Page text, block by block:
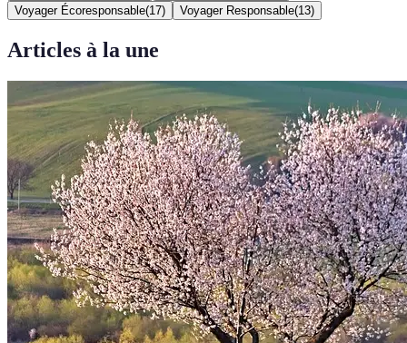
Voyager Écoresponsable(17) Voyager Responsable(13)
Articles à la une